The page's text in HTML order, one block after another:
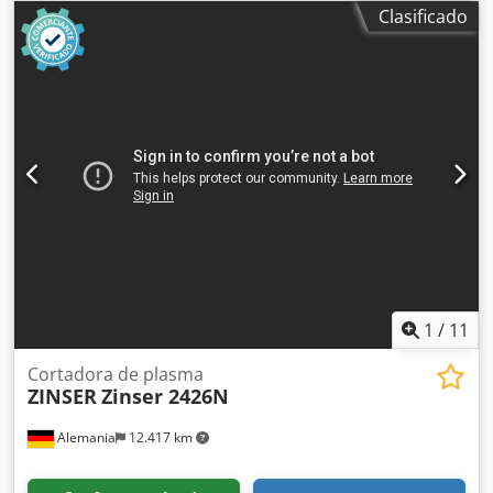
máximo de acero estructural: 30 mm Espesor máximo de
acero inoxidable: 25 mm Espesor máximo de aluminio: 25
mm Cjdpfsv U A I Ijx Abferf Espesor máximo de latón: 20
total de conexión: 60 kW Equipamiento estándar
Componentes: Guía lineal de alta precisión: WON (Corea) o
Rellong (Taiwán). Cremallera de alta precisión: Strronse
Clasificado
1 / 11
Alemania 12.417 km
Cortadora de plasma
ZINSERZinser 2426N